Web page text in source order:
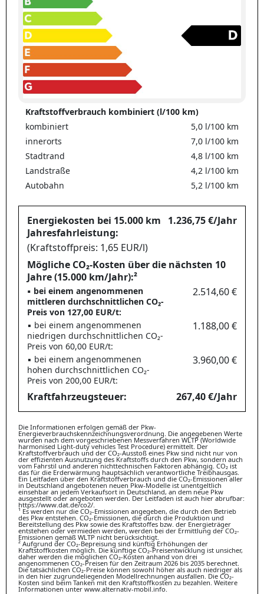
Kraftstoffverbrauch kombiniert (l/100 km)
kombiniert
5,0 l/100 km
innerorts
7,0 l/100 km
Stadtrand
4,8 l/100 km
Landstraße
4,2 l/100 km
Autobahn
5,2 l/100 km
Energiekosten bei 15.000 km
Jahresfahrleistung:
1.236,75 €/Jahr
(Kraftstoffpreis: 1,65 EUR/l)
Mögliche CO₂-Kosten über die nächsten 10
Jahre (15.000 km/Jahr):²
▪ bei einem angenommenen
mittleren durchschnittlichen CO₂-
Preis von 127,00 EUR/t:
2.514,60 €
▪ bei einem angenommenen
niedrigen durchschnittlichen CO₂-
Preis von 60,00 EUR/t:
1.188,00 €
▪ bei einem angenommenen
hohen durchschnittlichen CO₂-
Preis von 200,00 EUR/t:
3.960,00 €
Kraftfahrzeugsteuer: 267,40 €/Jahr
Die Informationen erfolgen gemäß der Pkw-
Energieverbrauchskennzeichnungsverordnung. Die angegebenen Werte
wurden nach dem vorgeschriebenen Messverfahren WLTP (Worldwide
harmonised Light-duty vehicles Test Procedure) ermittelt. Der
Kraftstoffverbrauch und der CO₂-Ausstoß eines Pkw sind nicht nur von
der effizienten Ausnutzung des Kraftstoffs durch den Pkw, sondern auch
vom Fahrstil und anderen nichttechnischen Faktoren abhängig. CO₂ ist
das für die Erderwärmung hauptsächlich verantwortliche Treibhausgas.
Ein Leitfaden über den Kraftstoffverbrauch und die CO₂-Emissionen aller
in Deutschland angebotenen neuen Pkw-Modelle ist unentgeltlich
einsehbar an jedem Verkaufsort in Deutschland, an dem neue Pkw
ausgestellt oder angeboten werden. Der Leitfaden ist auch hier abrufbar:
https://www.dat.de/co2/.
¹ Es werden nur die CO₂-Emissionen angegeben, die durch den Betrieb
des Pkw entstehen. CO₂-Emissionen, die durch die Produktion und
Bereitstellung des Pkw sowie des Kraftstoffes bzw. der Energieträger
entstehen oder vermieden werden, werden bei der Ermittlung der CO₂-
Emissionen gemäß WLTP nicht berücksichtigt.
² Aufgrund der CO₂-Bepreisung sind künftig Erhöhungen der
Kraftstoffkosten möglich. Die künftige CO₂-Preisentwicklung ist unsicher,
daher werden die möglichen CO₂-Kosten anhand von drei
angenommenen CO₂-Preisen für den Zeitraum 2026 bis 2035 berechnet.
Die tatsächlichen CO₂-Preise können sowohl höher als auch niedriger als
in den hier zugrundeliegenden Modellrechnungen ausfallen. Die CO₂-
Kosten sind beim Tanken mit den Kraftstoffkosten zu bezahlen. Weitere
Informationen unter www.alternativ-mobil.info.